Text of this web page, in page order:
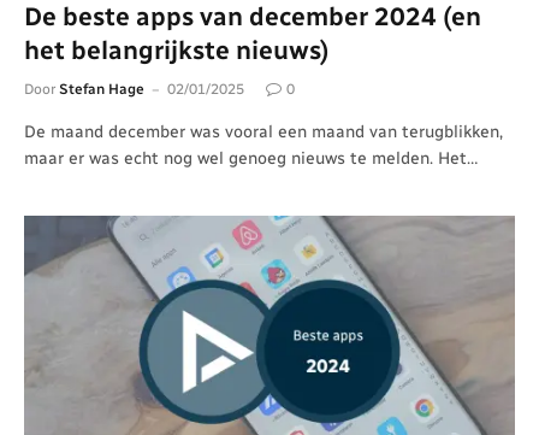
De beste apps van december 2024 (en
het belangrijkste nieuws)
Door Stefan Hage 02/01/2025 0
De maand december was vooral een maand van terugblikken,
maar er was echt nog wel genoeg nieuws te melden. Het…